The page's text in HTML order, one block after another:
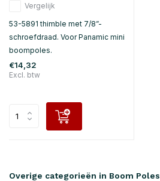
Vergelijk
53-5891 thimble met 7/8”-
schroefdraad. Voor Panamic mini
boompoles.
€14,32
Excl. btw
Overige categorieën in Boom Poles